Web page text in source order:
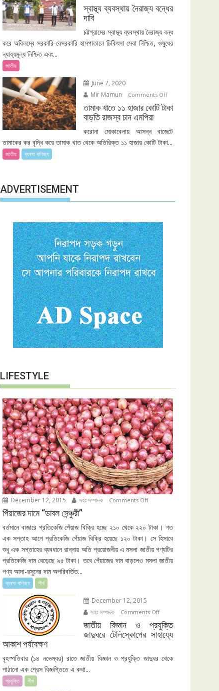
স্বাস্থ্য
স্বাস্থ্য ব্যবস্থায় নৈরাজ্য বন্ধের
দাবি
চট্টগ্রামের স্বাস্থ্য ব্যবস্থায় নৈরাজ্য বন্ধ
করে অবিলম্বে সরকারি-বেসরকারি হাসপাতালে চিকিৎসা সেবা নিশ্চিত, ওষুধের
ন্যায্যমূল্য নিশ্চিত এবং...
জাতীয়
June 7, 2020
Mir Mamun
Comments Offon
তামাক
১১
তামাক খাতে ১১ হাজার কোটি টাকা
বাড়তি রাজস্ব চান এমপিরা
করোনা মোকাবেলায় আসন্ন বাজেটে
তামাকের কর বৃদ্ধি করে তামাক খাত থেকে অতিরিক্ত ১১ হাজার কোটি টাকা...
জাতীয় ব্যবসা বাণিজ্য
ADVERTISEMENT
LIFESTYLE
December 12, 2015 সহঃ সম্পাদক Comments Offon
পিঁয়াজের দামে “ডাবল সেন্ঞ্চুরী”
বর্তমানে বাজারে প্রতিকেজি পেঁয়াজ বিক্রি হচ্ছে ২১০ থেকে ২২০ টাকা। গত
এক সপ্তাহ আগে প্রতিকেজি পেঁয়াজ বিক্রি হয়েছে ১২০ টাকা। সে হিসাবে
শুধু এক সপ্তাহের ব্যবধানে রান্নায় অতি প্রয়োজনীয় এ মসলা জাতীয় পণ্যটির
প্রতিকেজি দাম বেড়েছে ৯৫ টাকা। তবে পেঁয়াজের দাম বাড়লেও মসলা জাতীয়
পণ্য আদা-রসুনের দাম অপরিবর্তিত...
ব্যবসা বাণিজ্য শীর্ষ
December 12, 2015
সহঃ সম্পাদক
Comments Offon
জাতীয়
বিজ্ঞান
প্রযুক্তি
জাতীয় বিজ্ঞান ও প্রযুক্তি
জাদুঘরে টেলিস্কোপের সাহায্যে
আকাশ পর্যবেক্ষণ
বৃহস্পতিবার (১৪ নভেম্বর) রাতে জাতীয় বিজ্ঞান ও প্রযুক্তি জাদুঘর থেকে
পাঠানো এক প্রেস বিজ্ঞপ্তিতে এ কথা...
প্রযুক্তি শীর্ষ